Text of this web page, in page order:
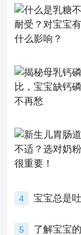
4 宝宝总是
5 了解宝宝